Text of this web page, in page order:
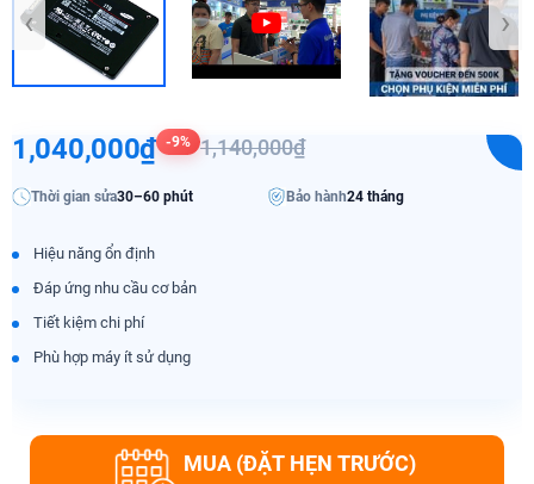
‹ ›
1,040,000₫ -9% 1,140,000₫
Thời gian sửa30–60 phút Bảo hành24 tháng
Hiệu năng ổn định
Đáp ứng nhu cầu cơ bản
Tiết kiệm chi phí
Phù hợp máy ít sử dụng
MUA (ĐẶT HẸN TRƯỚC)